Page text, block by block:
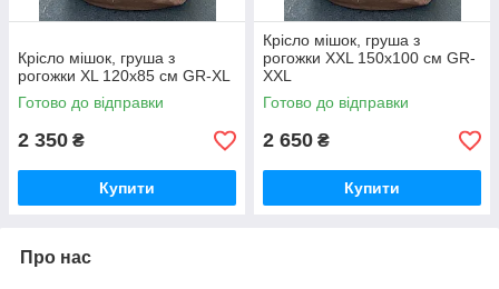
Крісло мішок, груша з
рогожки XL 120х85 см GR-XL
Готово до відправки
2 350 ₴
Купити
Крісло мішок, груша з
рогожки XXL 150х100 см GR-
XXL
Готово до відправки
2 650 ₴
Купити
Про нас